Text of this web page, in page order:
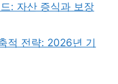
: 자산 증식과 보장
적 전략: 2026년 기